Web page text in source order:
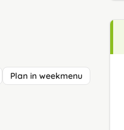
Plan in weekmenu